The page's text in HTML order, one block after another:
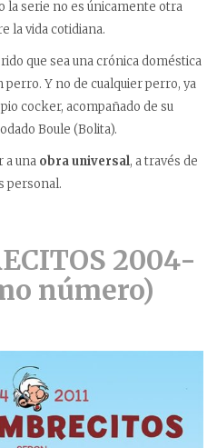
la serie no es únicamente otra
la vida cotidiana.
que sea una crónica doméstica
perro. Y no de cualquier perro, ya
cocker, acompañado de su
Boule (Bolita).
a una obra universal, a través de
personal.
2004-
número)